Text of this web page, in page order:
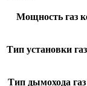
Мощность газ
Тип установки
Тип дымохода газ